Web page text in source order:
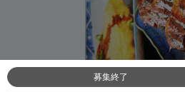
募集終了